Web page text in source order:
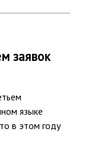
заявок
языке
в этом году